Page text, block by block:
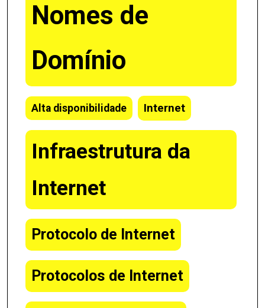
Nomes de
Domínio
Alta disponibilidade Internet
Infraestrutura da
Internet
Protocolo de Internet
Protocolos de Internet